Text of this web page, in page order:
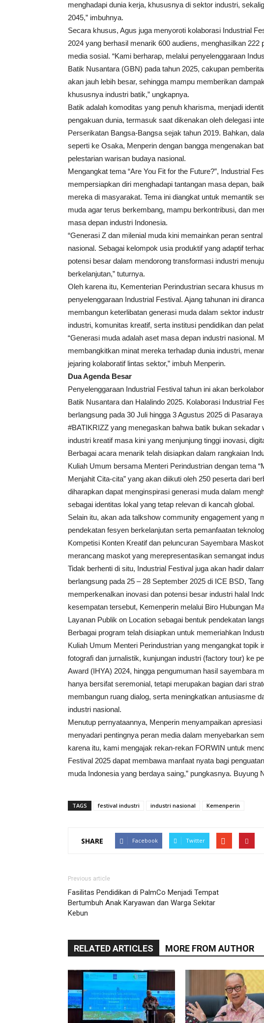
menghadapi dunia kerja, khususnya di sektor industri,
2045,” imbuhnya.
Secara khusus, Agus juga menyoroti kolaborasi Industrial
2024 yang berhasil menarik 600 audiens, menghasilkan
media sosial. “Kami berharap, melalui penyelenggaraan
Batik Nusantara (GBN) pada tahun 2025, cakupan
akan jauh lebih besar, sehingga mampu memberikan
khususnya industri batik,” ungkapnya.
Batik adalah komoditas yang penuh kharisma, menjadi
pengakuan dunia, termasuk saat dikenakan oleh delegasi
Perserikatan Bangsa-Bangsa sejak tahun 2019. Bahkan,
seperti ke Osaka, Menperin dengan bangga mengenakan
pelestarian warisan budaya nasional.
Mengangkat tema “Are You Fit for the Future?”, Industrial
mempersiapkan diri menghadapi tantangan masa depan,
mereka di masyarakat. Tema ini diangkat untuk memantik
muda agar terus berkembang, mampu berkontribusi, dan
masa depan industri Indonesia.
“Generasi Z dan milenial muda kini memainkan peran
nasional. Sebagai kelompok usia produktif yang adaptif
potensi besar dalam mendorong transformasi industri
berkelanjutan,” tuturnya.
Oleh karena itu, Kementerian Perindustrian secara khusus
penyelenggaraan Industrial Festival. Ajang tahunan ini
membangun keterlibatan generasi muda dalam sektor
industri, komunitas kreatif, serta institusi pendidikan dan
“Generasi muda adalah aset masa depan industri nasional.
membangkitkan minat mereka terhadap dunia industri,
jejaring kolaboratif lintas sektor,” imbuh Menperin.
Dua Agenda Besar
Penyelenggaraan Industrial Festival tahun ini akan
Batik Nusantara dan Halalindo 2025. Kolaborasi Industrial
berlangsung pada 30 Juli hingga 3 Agustus 2025 di
#BATIKRIZZ yang menegaskan bahwa batik bukan sekadar
industri kreatif masa kini yang menjunjung tinggi inovasi,
Berbagai acara menarik telah disiapkan dalam rangkaian
Kuliah Umum bersama Menteri Perindustrian dengan tema
Menjahit Cita-cita” yang akan diikuti oleh 250 peserta dari
diharapkan dapat menginspirasi generasi muda dalam
sebagai identitas lokal yang tetap relevan di kancah global.
Selain itu, akan ada talkshow community engagement yang
pendekatan fesyen berkelanjutan serta pemanfaatan
Kompetisi Konten Kreatif dan peluncuran Sayembara
merancang maskot yang merepresentasikan semangat
Tidak berhenti di situ, Industrial Festival juga akan hadir
berlangsung pada 25 – 28 September 2025 di ICE BSD,
memperkenalkan inovasi dan potensi besar industri halal
kesempatan tersebut, Kemenperin melalui Biro Hubungan
Layanan Publik on Location sebagai bentuk pendekatan
Berbagai program telah disiapkan untuk memeriahkan
Kuliah Umum Menteri Perindustrian yang mengangkat topik
fotografi dan jurnalistik, kunjungan industri (factory tour) ke
Award (IHYA) 2024, hingga pengumuman hasil sayembara
hanya bersifat seremonial, tetapi merupakan bagian dari
membangun ruang dialog, serta meningkatkan antusiasme
industri nasional.
Menutup pernyataannya, Menperin menyampaikan
menyadari pentingnya peran media dalam menyebarkan
karena itu, kami mengajak rekan-rekan FORWIN untuk
Festival 2025 dapat membawa manfaat nyata bagi
muda Indonesia yang berdaya saing,” pungkasnya. Buyung
TAGS festival industri industri nasional Kemenperin
SHARE Facebook Twitter
Previous article
Fasilitas Pendidikan di PalmCo Menjadi Tempat
Bertumbuh Anak Karyawan dan Warga Sekitar
Kebun
RELATED ARTICLES MORE FROM AUTHOR